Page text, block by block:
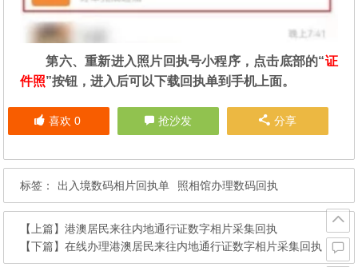
第六、重新进入照片回执号小程序，点击底部的“证
件照”按钮，进入后可以下载回执单到手机上面。
喜欢 0 抢沙发 分享
标签： 出入境数码相片回执单 照相馆办理数码回执
【上篇】港澳居民来往内地通行证数字相片采集回执
【下篇】在线办理港澳居民来往内地通行证数字相片采集回执